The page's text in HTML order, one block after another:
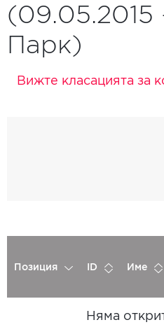
Парк)
Вижте класацията за
Позиция ID Име
Няма